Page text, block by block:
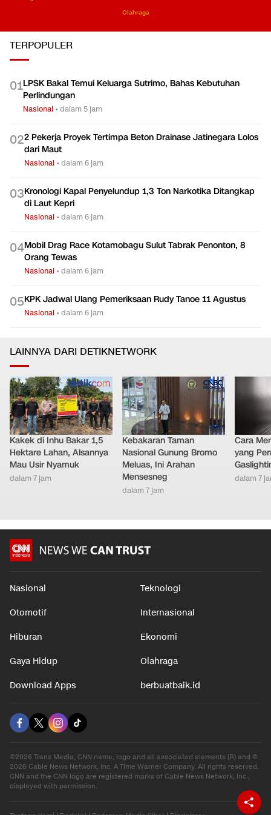
Olahraga
TERPOPULER
01LPSK Bakal Temui Keluarga Sutrimo, Bahas Kebutuhan
Perlindungan
Nasional •dalam 5 jam
022 Pekerja Proyek Tertimpa Beton Drainase Jatinegara Lolos
dari Maut
Nasional •dalam 6 jam
03Kronologi Kapal Penyelundup 1,3 Ton Narkotika Ditangkap
di Laut Kepri
Nasional •dalam 6 jam
04Mobil Drag Race Kotamobagu Sulut Tabrak Penonton, 8
Orang Tewas
Nasional •dalam 6 jam
05KPK Jadwal Ulang Pemeriksaan Rudy Tanoe 11 Agustus
Nasional •dalam 6 jam
LAINNYA DARI DETIKNETWORK
Kakek di Inhu Bakar 1,5
Hektare Lahan, Alsannya
Mau Usir Nyamuk
dalam 7 jam
Kebakaran Taman
Nasional Gunung Bromo
Meluas, Ini Arahan
Mensesneg
dalam 7 jam
Cara
yang
dalam 7
Nasional Teknologi
Otomotif Internasional
Hiburan Ekonomi
Gaya Hidup Olahraga
Download Apps berbuatbaik.id
©2026 Trans Media, CNN name, logo and all associated elements (R) and ©
2026 Cable News Network, Inc. A Time Warner Company. All rights reserved.
CNN and the CNN logo are registered marks of Cable News Network, Inc.,
displayed with permission.